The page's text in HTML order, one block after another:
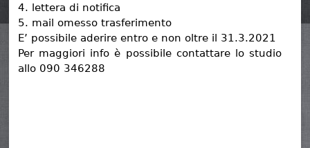
4. lettera di notifica
5. mail omesso trasferimento
E’ possibile aderire entro e non oltre il 31.3.2021
Per maggiori info è possibile contattare lo studio
allo 090 346288